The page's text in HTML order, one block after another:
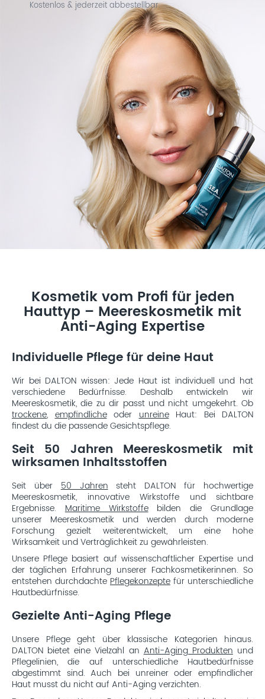
Kostenlos & jederzeit abbestellbar.
Kosmetik vom Profi für jeden
Hauttyp – Meereskosmetik mit
Anti-Aging Expertise
Individuelle Pflege für deine Haut
Wir bei DALTON wissen: Jede Haut ist individuell und hat
verschiedene Bedürfnisse. Deshalb entwickeln wir
Meereskosmetik, die zu dir passt und nicht umgekehrt. Ob
trockene,empfindlicheoderunreineHaut: Bei DALTON
findest du die passende Gesichtspflege.
Seit 50 Jahren Meereskosmetik mit
wirksamen Inhaltsstoffen
Seit über50 Jahrensteht DALTON für hochwertige
Meereskosmetik, innovative Wirkstoffe und sichtbare
Ergebnisse.Maritime Wirkstoffebilden die Grundlage
unserer Meereskosmetik und werden durch moderne
Forschung gezielt weiterentwickelt, um eine hohe
Wirksamkeit und Verträglichkeit zu gewährleisten.
Unsere Pflege basiert auf wissenschaftlicher Expertise und
der täglichen Erfahrung unserer Fachkosmetikerinnen. So
entstehen durchdachte Pflegekonzepte für unterschiedliche
Hautbedürfnisse.
Gezielte Anti-Aging Pflege
Unsere Pflege geht über klassische Kategorien hinaus.
DALTON bietet eine Vielzahl anAnti-Aging Produktenund
Pflegelinien, die auf unterschiedliche Hautbedürfnisse
abgestimmt sind. Auch bei unreiner oder empfindlicher
Haut musst du nicht auf Anti-Aging verzichten.